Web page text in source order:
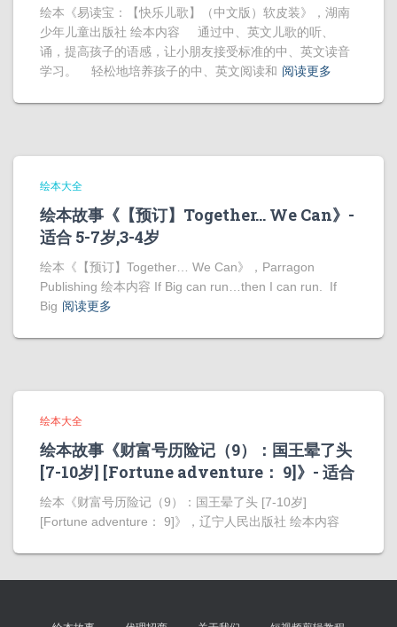
绘本《易读宝：【快乐儿歌】（中文版）软皮装》，湖南
少年儿童出版社 绘本内容 通过中、英文儿歌的听、
诵，提高孩子的语感，让小朋友接受标准的中、英文读音
学习。 轻松地培养孩子的中、英文阅读和 阅读更多
绘本大全
绘本故事《【预订】Together… We Can》-
适合 5-7岁,3-4岁
绘本《【预订】Together… We Can》，Parragon
Publishing 绘本内容 If Big can run…then I can run. If
Big 阅读更多
绘本大全
绘本故事《财富号历险记（9）：国王晕了头
[7-10岁] [Fortune adventure： 9]》- 适合
绘本《财富号历险记（9）：国王晕了头 [7-10岁]
[Fortune adventure： 9]》，辽宁人民出版社 绘本内容